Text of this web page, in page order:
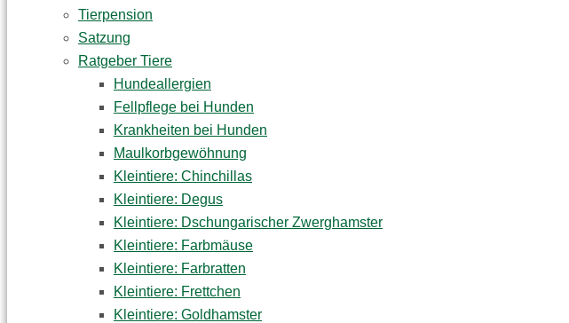
Tierpension
Satzung
Ratgeber Tiere
Hundeallergien
Fellpflege bei Hunden
Krankheiten bei Hunden
Maulkorbgewöhnung
Kleintiere: Chinchillas
Kleintiere: Degus
Kleintiere: Dschungarischer Zwerghamster
Kleintiere: Farbmäuse
Kleintiere: Farbratten
Kleintiere: Frettchen
Kleintiere: Goldhamster